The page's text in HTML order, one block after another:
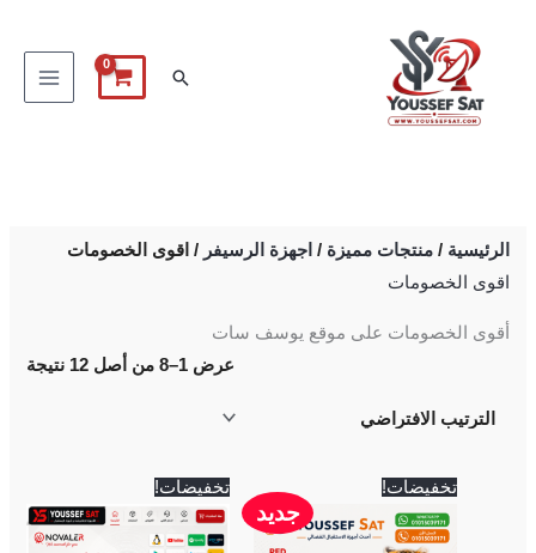
البحث
الرئيسية /منتجات مميزة / اجهزة الرسيفر / اقوى الخصومات
اقوى الخصومات
أقوى الخصومات على موقع يوسف سات
عرض 1–8 من أصل 12 نتيجة
تخفيضات!
جديد
هو:
11,000 EGP.
الحالي
هو:
10,500 EGP.
تخفيضات!
هو:
8,200 EGP.
هو:
8,000 EGP.